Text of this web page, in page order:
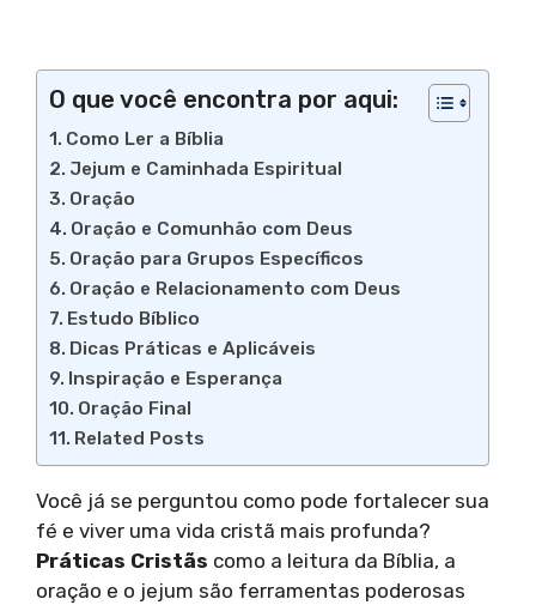
O que você encontra por aqui:
Como Ler a Bíblia
Jejum e Caminhada Espiritual
Oração
Oração e Comunhão com Deus
Oração para Grupos Específicos
Oração e Relacionamento com Deus
Estudo Bíblico
Dicas Práticas e Aplicáveis
Inspiração e Esperança
Oração Final
Related Posts
Você já se perguntou como pode fortalecer sua
fé e viver uma vida cristã mais profunda?
Práticas Cristãs como a leitura da Bíblia, a
oração e o jejum são ferramentas poderosas